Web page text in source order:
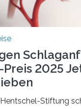
2025
Stiftung